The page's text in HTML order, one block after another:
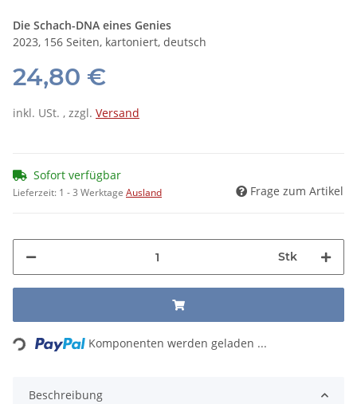
Die Schach-DNA eines Genies
2023, 156 Seiten, kartoniert, deutsch
24,80 €
inkl. USt. , zzgl. Versand
Sofort verfügbar
Lieferzeit: 1 - 3 Werktage Ausland Frage zum Artikel
Stk
Loading... Komponenten werden geladen ...
Beschreibung